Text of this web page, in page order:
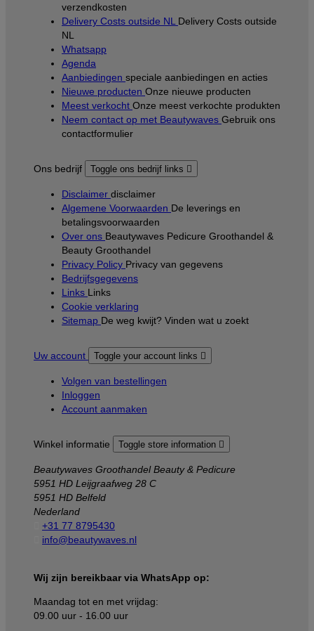
verzendkosten
Delivery Costs outside NL Delivery Costs outside
NL
Whatsapp
Agenda
Aanbiedingen speciale aanbiedingen en acties
Nieuwe producten Onze nieuwe producten
Meest verkocht Onze meest verkochte produkten
Neem contact op met Beautywaves Gebruik ons
contactformulier
Ons bedrijf Toggle ons bedrijf links 
Disclaimer disclaimer
Algemene Voorwaarden De leverings en
betalingsvoorwaarden
Over ons Beautywaves Pedicure Groothandel &
Beauty Groothandel
Privacy Policy Privacy van gegevens
Bedrijfsgegevens
Links Links
Cookie verklaring
Sitemap De weg kwijt? Vinden wat u zoekt
Uw account Toggle your account links 
Volgen van bestellingen
Inloggen
Account aanmaken
Winkel informatie Toggle store information 
Beautywaves Groothandel Beauty & Pedicure
5951 HD Leijgraafweg 28 C
5951 HD Belfeld
Nederland
+31 77 8795430
info@beautywaves.nl
Wij zijn bereikbaar via WhatsApp op:
Maandag tot en met vrijdag:
09.00 uur - 16.00 uur